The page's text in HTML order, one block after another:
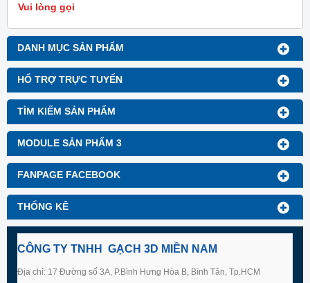
DANH MỤC SẢN PHẨM
HỔ TRỢ TRỰC TUYẾN
TÌM KIẾM SẢN PHẨM
MODULE SẢN PHẨM 3
FANPAGE FACEBOOK
THỐNG KÊ
Vui lòng gọi
CÔNG TY TNHH GẠCH 3D MIỀN NAM
Địa chỉ: 17 Đường số 3A, P.Bình Hưng Hòa B, Bình Tân, Tp.HCM